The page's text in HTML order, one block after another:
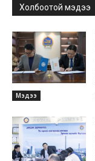
Холбоотой мэдээ
Мэдээ